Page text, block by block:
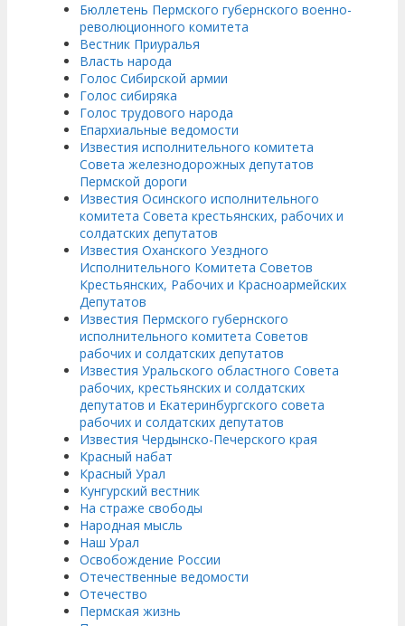
Бюллетень Пермского губернского военно-
революционного комитета
Вестник Приуралья
Власть народа
Голос Сибирской армии
Голос сибиряка
Голос трудового народа
Епархиальные ведомости
Известия исполнительного комитета
Совета железнодорожных депутатов
Пермской дороги
Известия Осинского исполнительного
комитета Совета крестьянских, рабочих и
солдатских депутатов
Известия Оханского Уездного
Исполнительного Комитета Советов
Крестьянских, Рабочих и Красноармейских
Депутатов
Известия Пермского губернского
исполнительного комитета Советов
рабочих и солдатских депутатов
Известия Уральского областного Совета
рабочих, крестьянских и солдатских
депутатов и Екатеринбургского совета
рабочих и солдатских депутатов
Известия Чердынско-Печерского края
Красный набат
Красный Урал
Кунгурский вестник
На страже свободы
Народная мысль
Наш Урал
Освобождение России
Отечественные ведомости
Отечество
Пермская жизнь